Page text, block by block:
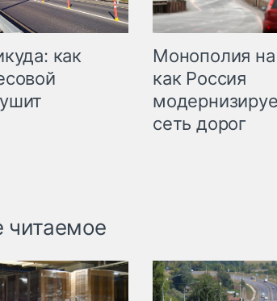
как
Монополия на
как Россия
сеть дорог
читаемое